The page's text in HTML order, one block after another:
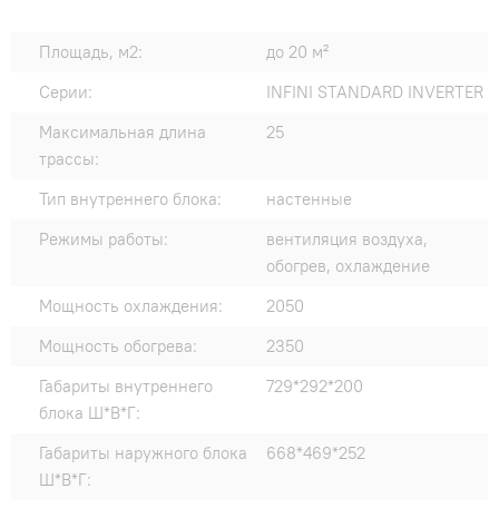
Площадь, м2:
до 20 м²
Серии:
INFINI STANDARD INVERTER
Максимальная длина
трассы:
25
Тип внутреннего блока:
настенные
Режимы работы:
вентиляция воздуха,
обогрев, охлаждение
Мощность охлаждения:
2050
Мощность обогрева:
2350
Габариты внутреннего
блока Ш*В*Г:
729*292*200
Габариты наружного блока
Ш*В*Г:
668*469*252